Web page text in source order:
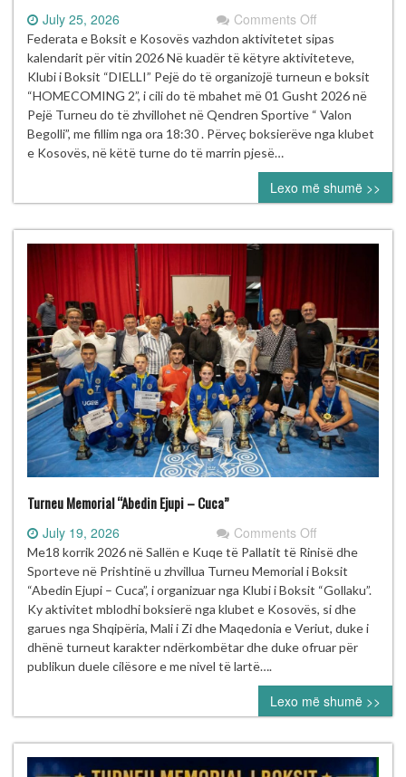
July 25, 2026 Comments Offon
KB
“DIELLI”
organizon
turneun
e
boksit
2”
në
Pejë
Federata e Boksit e Kosovës vazhdon aktivitetet sipas
kalendarit për vitin 2026 Në kuadër të këtyre aktiviteteve,
Klubi i Boksit “DIELLI” Pejë do të organizojë turneun e boksit
“HOMECOMING 2”, i cili do të mbahet më 01 Gusht 2026 në
Pejë Turneu do të zhvillohet në Qendren Sportive “ Valon
Begolli”, me fillim nga ora 18:30 . Përveç boksierëve nga klubet
e Kosovës, në këtë turne do të marrin pjesë…
Lexo më shumë >>
Turneu Memorial “Abedin Ejupi – Cuca”
July 19, 2026 Comments Offon
Turneu
Memorial
“Abedin
Ejupi
–
Cuca”
Me18 korrik 2026 në Sallën e Kuqe të Pallatit të Rinisë dhe
Sporteve në Prishtinë u zhvillua Turneu Memorial i Boksit
“Abedin Ejupi – Cuca”, i organizuar nga Klubi i Boksit “Gollaku”.
Ky aktivitet mblodhi boksierë nga klubet e Kosovës, si dhe
garues nga Shqipëria, Mali i Zi dhe Maqedonia e Veriut, duke i
dhënë turneut karakter ndërkombëtar dhe duke ofruar për
publikun duele cilësore e me nivel të lartë….
Lexo më shumë >>